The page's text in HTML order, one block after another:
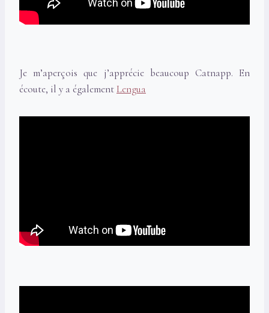
Je m’aperçois que j’apprécie beaucoup Catnapp. En
écoute, il y a égalementLengua